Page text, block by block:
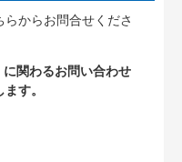
からお問合せくださ
関わるお問い合わせ
す。